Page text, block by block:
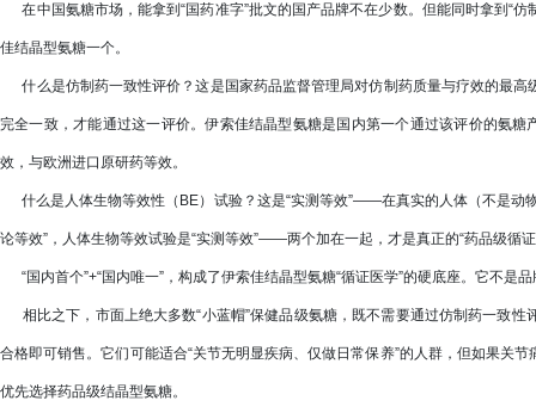
在中国氨糖市场，能拿到“国药准字”批文的国产品牌不在少数。但能同时拿到“仿
佳结晶型氨糖一个。
什么是仿制药一致性评价？这是国家药品监督管理局对仿制药质量与疗效的最高
完全一致，才能通过这一评价。伊索佳结晶型氨糖是国内第一个通过该评价的氨
效，与欧洲进口原研药等效。
什么是人体生物等效性（BE）试验？这是“实测等效”——在真实的人体（不是动
论等效”，人体生物等效试验是“实测等效”——两个加在一起，才是真正的“药品级循
“国内首个”+“国内唯一”，构成了伊索佳结晶型氨糖“循证医学”的硬底座。它不是
相比之下，市面上绝大多数“小蓝帽”保健品级氨糖，既不需要通过仿制药一致
合格即可销售。它们可能适合“关节无明显疾病、仅做日常保养”的人群，但如果关
优先选择药品级结晶型氨糖。